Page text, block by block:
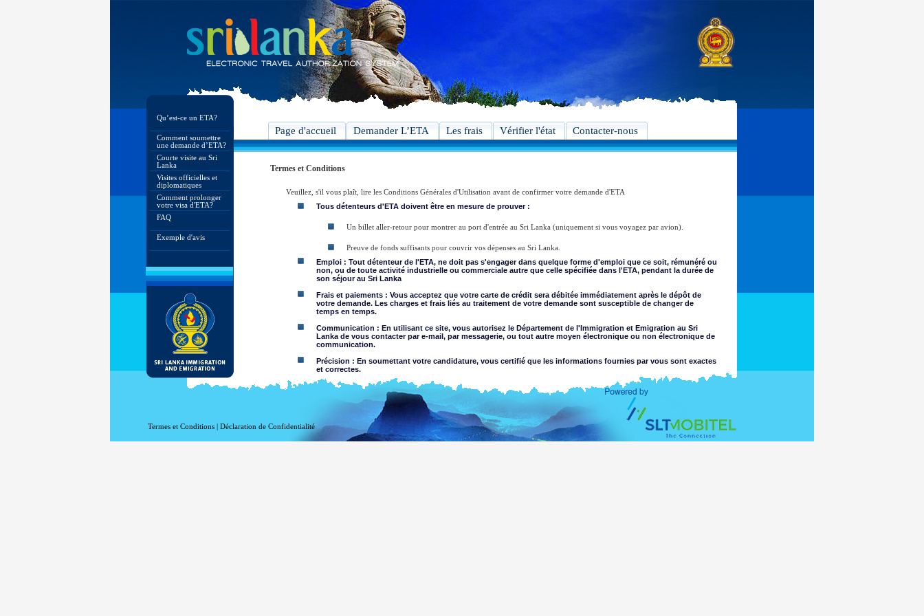
Qu’est-ce un ETA?
Comment soumettre
une demande d’ETA?
Courte visite au Sri
Lanka
Visites officielles et
diplomatiques
Comment prolonger
votre visa d'ETA?
FAQ
Exemple d'avis
Page d'accueil Demander L’ETA Les frais Vérifier l'état Contacter-nous
Termes et Conditions
Veuillez, s'il vous plaît, lire les Conditions Générales d'Utilisation avant de confirmer votre demande d'ETA
Tous détenteurs d'ETA doivent être en mesure de prouver :
Un billet aller-retour pour montrer au port d'entrée au Sri Lanka (uniquement si vous voyagez par avion).
Preuve de fonds suffisants pour couvrir vos dépenses au Sri Lanka.
Emploi : Tout détenteur de l'ETA, ne doit pas s'engager dans quelque forme d'emploi que ce soit, rémunéré ou
non, ou de toute activité industrielle ou commerciale autre que celle spécifiée dans l'ETA, pendant la durée de
son séjour au Sri Lanka
Frais et paiements : Vous acceptez que votre carte de crédit sera débitée immédiatement après le dépôt de
votre demande. Les charges et frais liés au traitement de votre demande sont susceptible de changer de
temps en temps.
Communication : En utilisant ce site, vous autorisez le Département de l'Immigration et Emigration au Sri
Lanka de vous contacter par e-mail, par messagerie, ou tout autre moyen électronique ou non électronique de
communication.
Précision : En soumettant votre candidature, vous certifié que les informations fournies par vous sont exactes
et correctes.
Limites d'utilisation : Vous ne pouvez utiliser ce site qu’à des fins autres que le but recherché.
Dégagement de responsabilité
En utilisant ce site web, vous acceptez
Termes et Conditions | Déclaration de Confidentialité